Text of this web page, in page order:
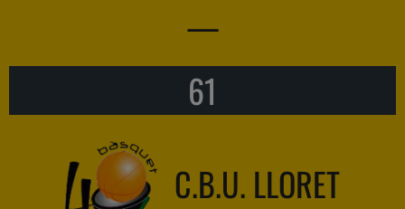
—
61
C.B.U. LLORET